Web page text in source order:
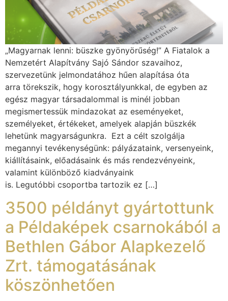
„Magyarnak lenni: büszke gyönyörűség!” A Fiatalok a
Nemzetért Alapítvány Sajó Sándor szavaihoz,
szervezetünk jelmondatához hűen alapítása óta
arra törekszik, hogy korosztályunkkal, de egyben az
egész magyar társadalommal is minél jobban
megismertessük mindazokat az eseményeket,
személyeket, értékeket, amelyek alapján büszkék
lehetünk magyarságunkra. Ezt a célt szolgálja
megannyi tevékenységünk: pályázataink, versenyeink,
kiállításaink, előadásaink és más rendezvényeink,
valamint különböző kiadványaink
is. Legutóbbi csoportba tartozik ez […]
3500 példányt gyártottunk
a Példaképek csarnokából a
Bethlen Gábor Alapkezelő
Zrt. támogatásának
köszönhetően